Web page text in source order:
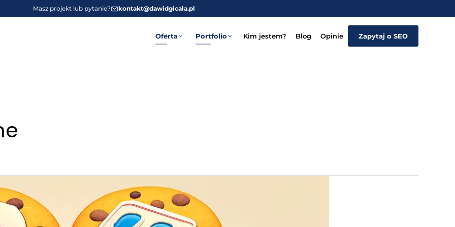
Masz projekt lub pytanie? kontakt@dawidgicala.pl
Oferta Portfolio Kim jestem? Blog Opinie Zapytaj o SEO